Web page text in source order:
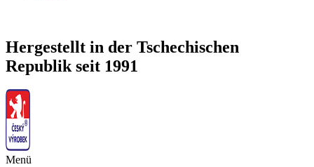
Hergestellt in der Tschechischen
Republik seit 1991
Menü